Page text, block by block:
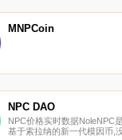
MNPCoin
NPC DAO
NPC价格实时数据NoleNPC是
基于索拉纳的新一代模因币,